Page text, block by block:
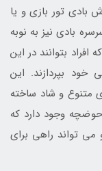
بادی تور بازی و یا
بادی نیز به نوبه
بتوانند در این
خود بپردازند. این
متنوع و شاد ساخته
وجود دارد که
تواند راهی برای